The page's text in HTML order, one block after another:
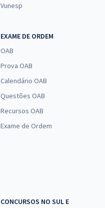
Vunesp
EXAME DE ORDEM
OAB
Prova OAB
Calendário OAB
Questões OAB
Recursos OAB
Exame de Ordem
CONCURSOS NO SUL E